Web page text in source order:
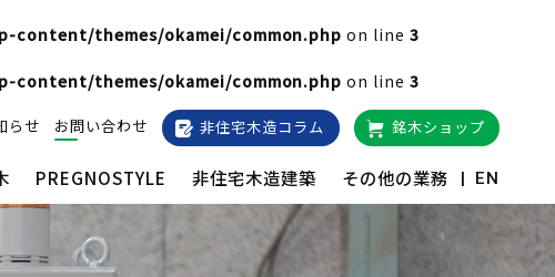
content/themes/okamei/common.php on line3
content/themes/okamei/common.php on line3
らせ お問い合わせ 非住宅木造コラム 銘木ショップ
PREGNOSTYLE 非住宅木造建築 その他の業務 EN